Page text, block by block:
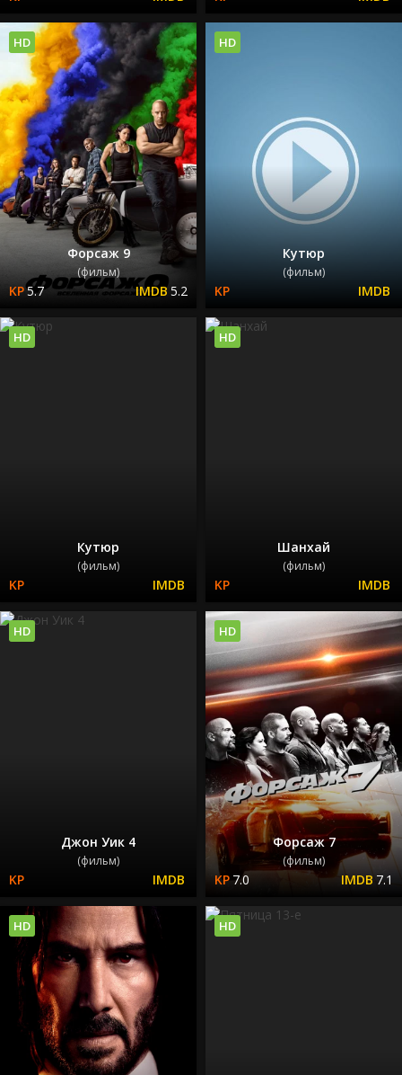
Форсаж 9
(фильм)
5.7 5.2
HD
Кутюр
(фильм)
HD
Кутюр
(фильм)
HD
Шанхай
(фильм)
HD
Джон Уик 4
(фильм)
HD
Форсаж 7
(фильм)
7.0 7.1
HD
HD HD